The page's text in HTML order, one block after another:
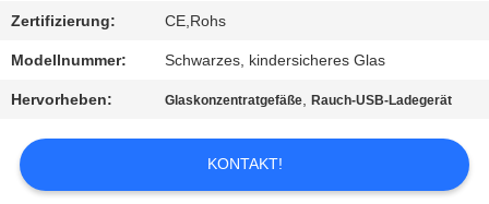
ALLE
FÄLLE
SITEMAP
Zertifizierung: CE,Rohs
Modellnummer: Schwarzes, kindersicheres Glas
Hervorheben: Glaskonzentratgefäße,Rauch-USB-Ladegerät
KONTAKT!